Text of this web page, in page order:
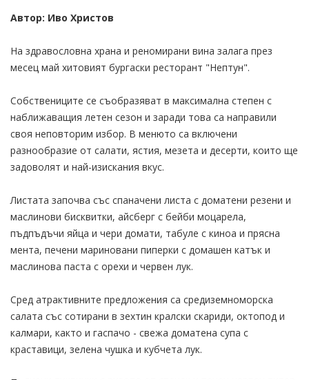
Автор: Иво Христов
На здравословна храна и реномирани вина залага през
месец май хитовият бургаски ресторант "Нептун".
Собствениците се съобразяват в максимална степен с
наближаващия летен сезон и заради това са направили
своя неповторим избор. В менюто са включени
разнообразие от салати, ястия, мезета и десерти, които ще
задоволят и най-изискания вкус.
Листата започва със спаначени листа с доматени резени и
маслинови бисквитки, айсберг с бейби моцарела,
пъдпъдъчи яйца и чери домати, табуле с киноа и прясна
мента, печени мариновани пиперки с домашен катък и
маслинова паста с орехи и червен лук.
Сред атрактивните предложения са средиземноморска
салата със сотирани в зехтин кралски скариди, октопод и
калмари, както и гаспачо - свежа доматена супа с
краставици, зелена чушка и кубчета лук.